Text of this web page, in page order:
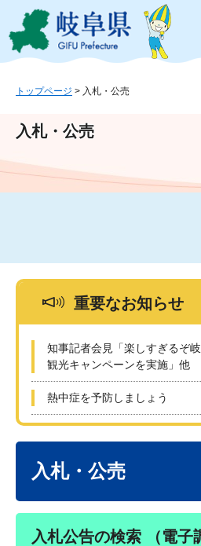
ジ
ュ
文
このページの本
トップページ > 入札・公売
入札・公売
重要なお知らせ
知事記者会見「楽しすぎるぞ
観光キャンペーンを実施」他
熱中症を予防しましょう
入札・公売
入札公告の検索 （電子